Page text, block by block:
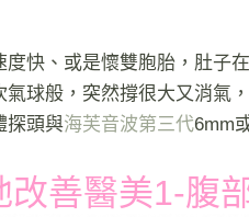
快、或是懷雙胞胎，肚子
氣球般，突然撐很大又消氣
探頭與海芙音波第三代6mm
改善醫美1-腹